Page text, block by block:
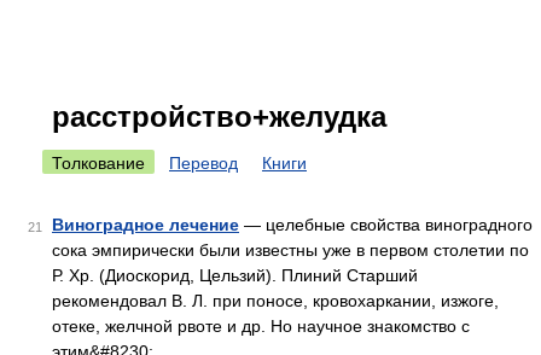
расстройство+желудка
Толкование Перевод Книги
21 Виноградное лечение — целебные свойства виноградного
сока эмпирически были известны уже в первом столетии по
Р. Хр. (Диоскорид, Цельзий). Плиний Старший
рекомендовал В. Л. при поносе, кровохаркании, изжоге,
отеке, желчной рвоте и др. Но научное знакомство с